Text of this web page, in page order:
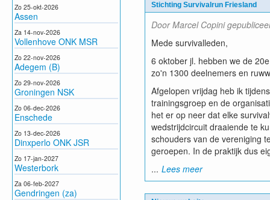
Zo 25-okt-2026
Assen
Za 14-nov-2026
Vollenhove ONK MSR
Zo 22-nov-2026
Adegem (B)
Zo 29-nov-2026
Groningen NSK
Zo 06-dec-2026
Enschede
Zo 13-dec-2026
Dinxperlo ONK JSR
Zo 17-jan-2027
Westerbork
Za 06-feb-2027
Gendringen (za)
Stichting Survivalrun Friesland
Door Marcel Copini
Mede survivalleden,
6 oktober jl. hebben we de
zo'n 1300 deelnemers en
Afgelopen vrijdag heb ik
trainingsgroep en de
het er op neer dat elke
wedstrijdcircuit draaiende te
schouders van de vereniging
geroepen. In de praktijk dus
... Lees meer